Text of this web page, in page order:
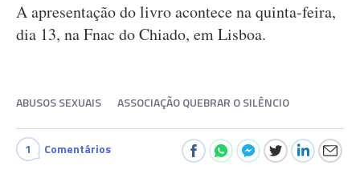
A apresentação do livro acontece na quinta-feira,
dia 13, na Fnac do Chiado, em Lisboa.
ABUSOS SEXUAIS ASSOCIAÇÃO QUEBRAR O SILÊNCIO
1 Comentários